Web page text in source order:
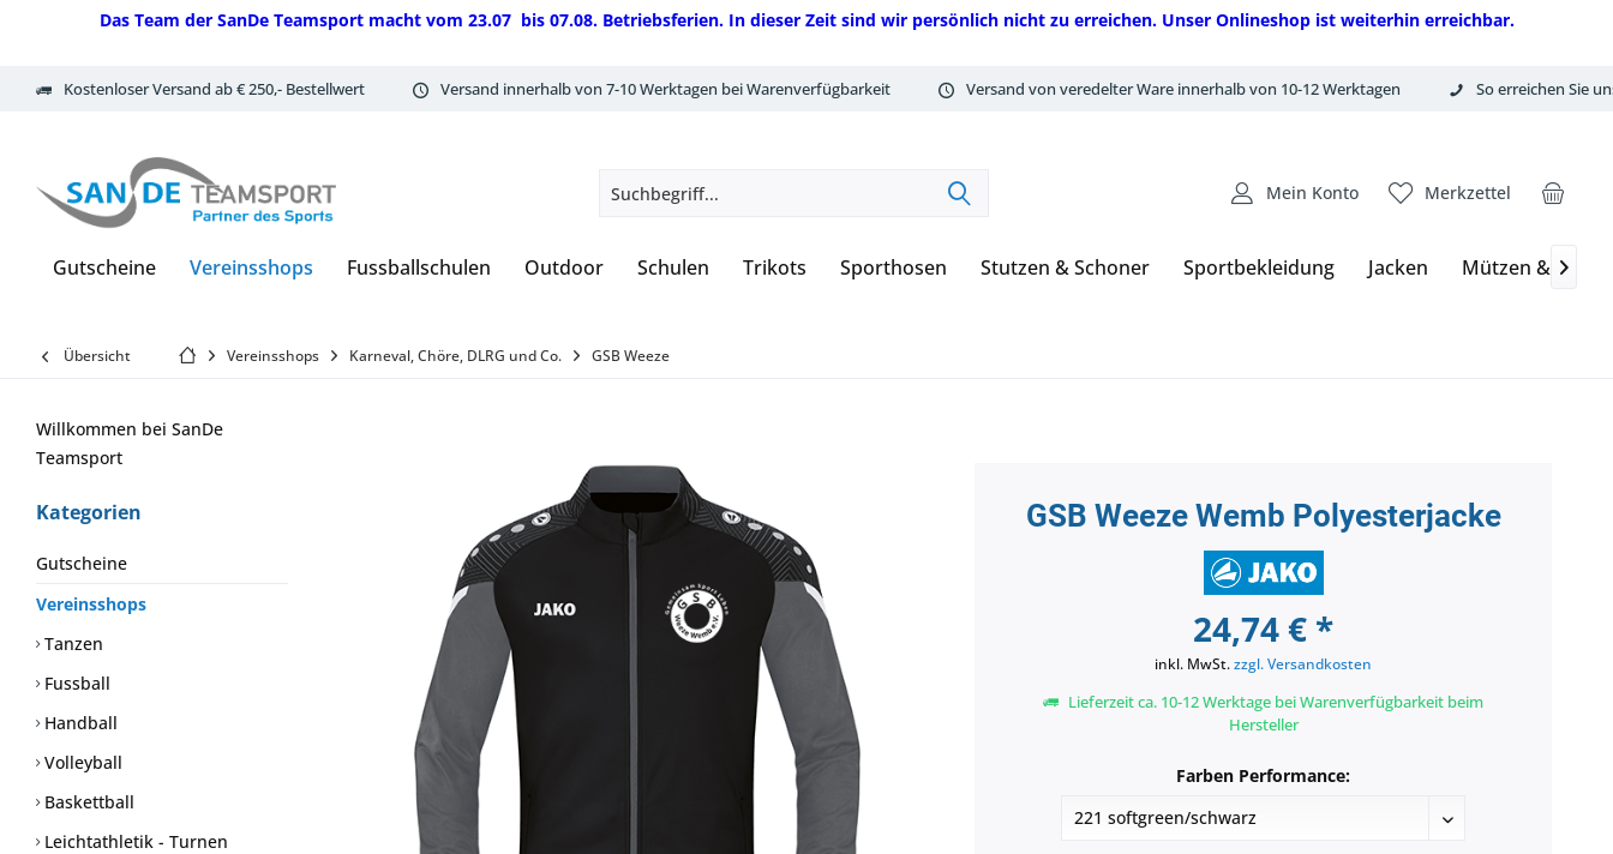
Das Team der SanDe Teamsport macht vom 23.07 bis 07.08. Betriebsferien. In dieser Zeit sind wir persönlich nicht zu erreichen. Unser Onlineshop ist weiterhin erreichbar.
Kostenloser Versand ab € 250,- Bestellwert Versand innerhalb von 7-10 Werktagen bei Warenverfügbarkeit Versand von veredelter Ware innerhalb von 10-12 Werktagen So erreichen Sie
Merkzettel
Mein Konto
Gutscheine Vereinsshops Fussballschulen Outdoor Schulen Trikots Sporthosen Stutzen & Schoner Sportbekleidung Jacken Mützen & 
Übersicht Vereinsshops Karneval, Chöre, DLRG und Co. GSB Weeze
Willkommen bei SanDe
Teamsport
Kategorien
Gutscheine
Vereinsshops
Tanzen
Fussball
Handball
Volleyball
Baskettball
Leichtathletik - Turnen
GSB Weeze Wemb Polyesterjacke
24,74 € *
inkl. MwSt.zzgl. Versandkosten
Lieferzeit ca. 10-12 Werktage bei Warenverfügbarkeit beim
Hersteller
Farben Performance: